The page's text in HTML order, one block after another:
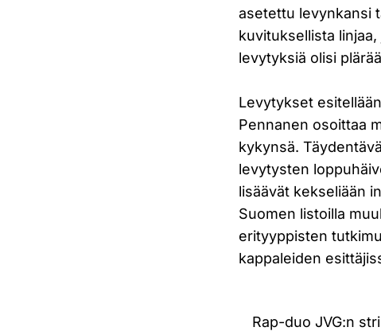
asetettu levynkansi
kuvituksellista
levytyksiä olisi
Levytykset
Pennanen osoittaa
kykynsä.
levytysten
lisäävät kekseliään
Suomen listoilla
erityyppisten
kappaleiden
Rap-duo JVG:n